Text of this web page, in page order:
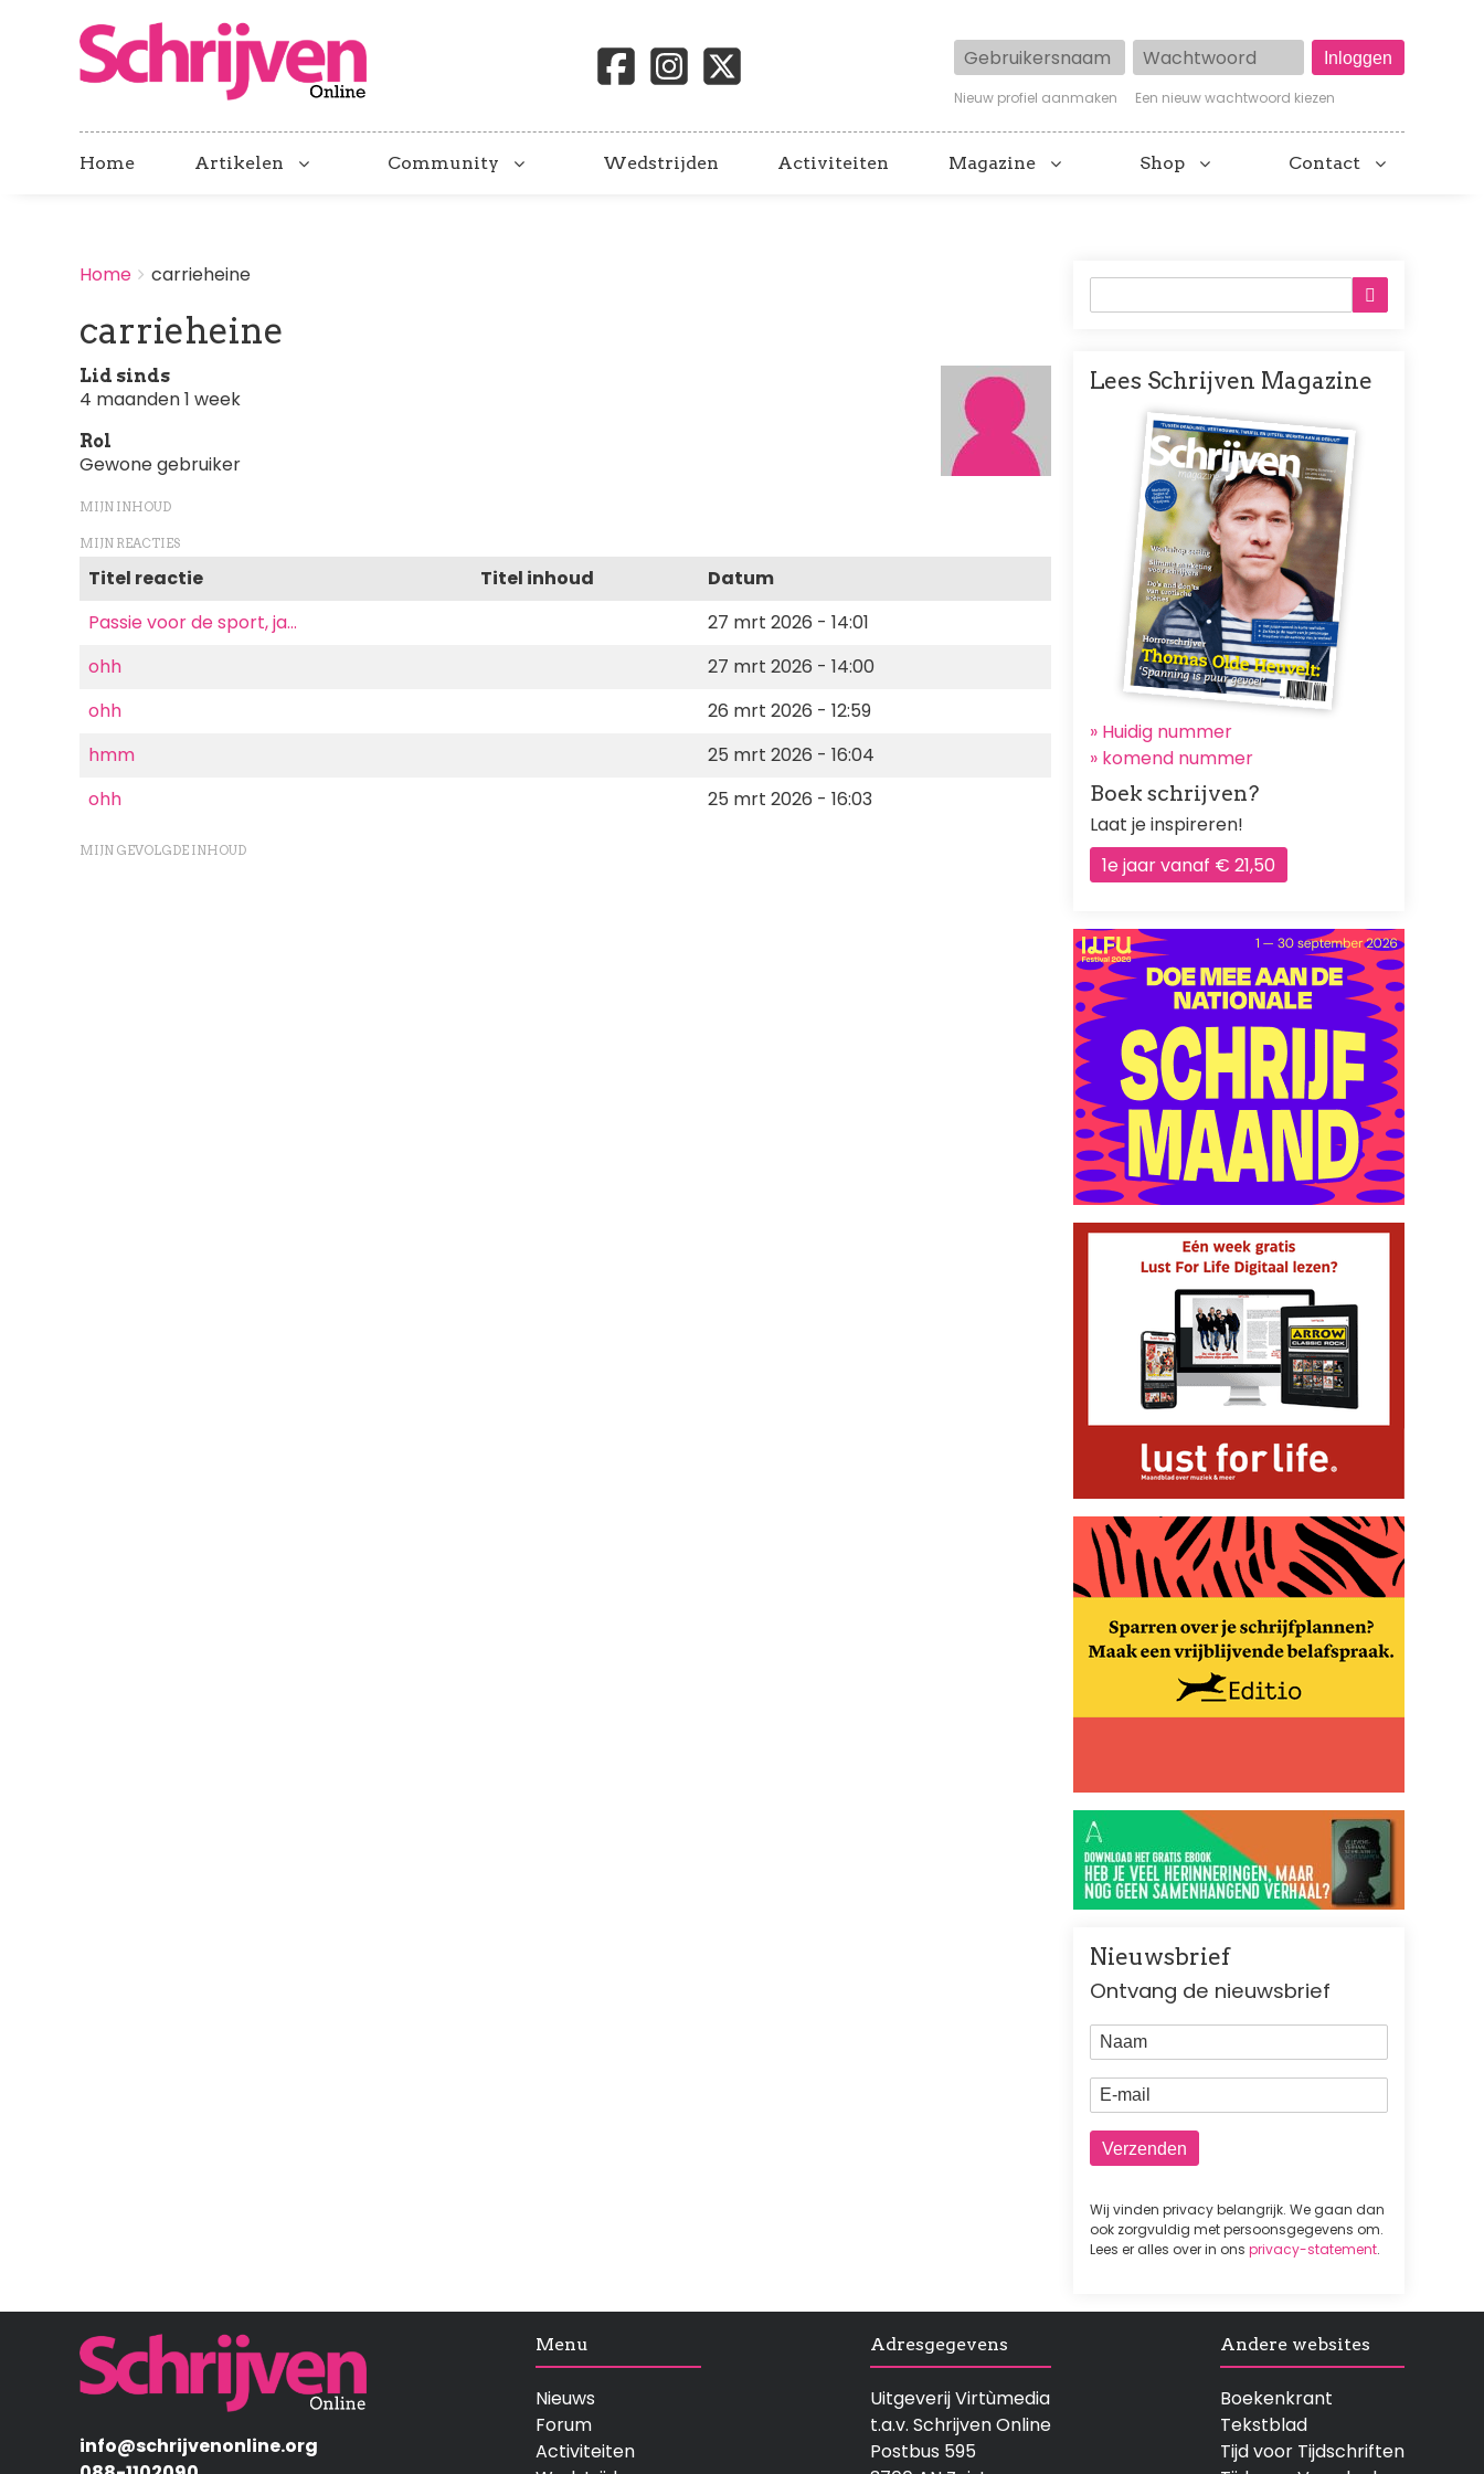
Gebruikersnaam Wachtwoord
Nieuw profiel aanmaken Een nieuw wachtwoord kiezen
Home Artikelen Community Wedstrijden Activiteiten Magazine Shop Contact
BREADCRUMBS
You
here:
Home carrieheine
carrieheine
Lid sinds
4 maanden 1 week
Rol
Gewone gebruiker
MIJN INHOUD
MIJN REACTIES
Titel reactie Titel inhoud
Datum
Passie voor de sport, ja…
27 mrt 2026 - 14:01
ohh
27 mrt 2026 - 14:00
ohh
26 mrt 2026 - 12:59
hmm
25 mrt 2026 - 16:04
ohh
25 mrt 2026 - 16:03
MIJN GEVOLGDE INHOUD
Lees Schrijven Magazine
Afbeelding
» Huidig nummer
» komend nummer
Boek schrijven?
Laat je inspireren!
1e jaar vanaf € 21,50
Nieuwsbrief
Ontvang de nieuwsbrief
Naam
E-mail
Wij vinden privacy belangrijk. We gaan dan
ook zorgvuldig met persoonsgegevens om.
Lees er alles over in ons privacy-statement.
Afbeelding
info@schrijvenonline.org
Menu
Nieuws
Forum
Activiteiten
Adresgegevens
Uitgeverij Virtùmedia
t.a.v. Schrijven Online
Postbus 595
Andere websites
Boekenkrant
Tekstblad
Tijd voor Tijdschriften